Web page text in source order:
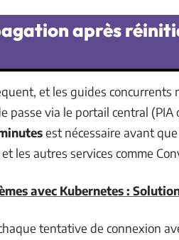
après
et les guides concurrents
passe via le portail central (PIA
est nécessaire avant
les autres services comme
avec Kubernetes :
tentative de connexion